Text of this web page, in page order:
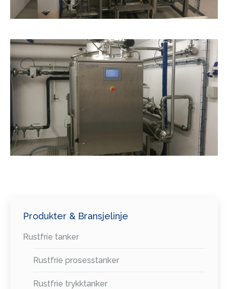
Produkter & Bransjelinje
Rustfrie tanker
Rustfrie prosesstanker
Rustfrie trykktanker